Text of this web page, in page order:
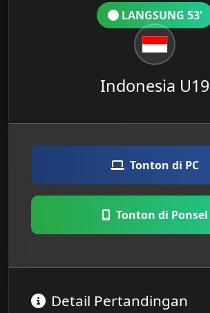
LANGSUNG 53'
Indonesia U19
Tonton di PC
Tonton di Ponsel
Detail Pertandingan